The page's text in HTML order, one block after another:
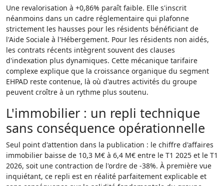
Une revalorisation à +0,86% paraît faible. Elle s'inscrit
néanmoins dans un cadre réglementaire qui plafonne
strictement les hausses pour les résidents bénéficiant de
l'Aide Sociale à l'Hébergement. Pour les résidents non aidés,
les contrats récents intègrent souvent des clauses
d'indexation plus dynamiques. Cette mécanique tarifaire
complexe explique que la croissance organique du segment
EHPAD reste contenue, là où d'autres activités du groupe
peuvent croître à un rythme plus soutenu.
L'immobilier : un repli technique
sans conséquence opérationnelle
Seul point d'attention dans la publication : le chiffre d'affaires
immobilier baisse de 10,3 M€ à 6,4 M€ entre le T1 2025 et le T1
2026, soit une contraction de l'ordre de -38%. À première vue
inquiétant, ce repli est en réalité parfaitement explicable et